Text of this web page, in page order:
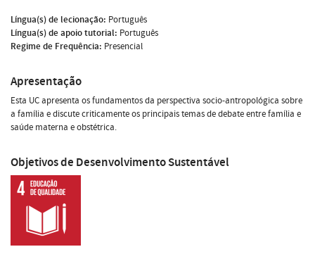
Língua(s) de lecionação: Português
Língua(s) de apoio tutorial: Português
Regime de Frequência: Presencial
Apresentação
Esta UC apresenta os fundamentos da perspectiva socio-antropológica sobre
a família e discute criticamente os principais temas de debate entre família e
saúde materna e obstétrica.
Objetivos de Desenvolvimento Sustentável